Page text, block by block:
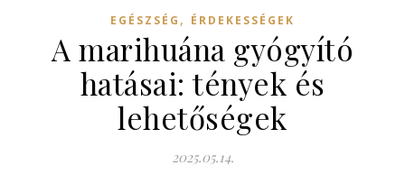
EGÉSZSÉG , ÉRDEKESSÉGEK
A marihuána gyógyító
hatásai: tények és
lehetőségek
2025.05.14.